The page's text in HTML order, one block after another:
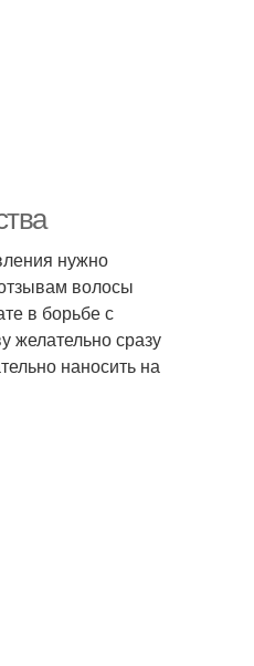
нужно
волосы
в борьбе с
сразу
наносить на